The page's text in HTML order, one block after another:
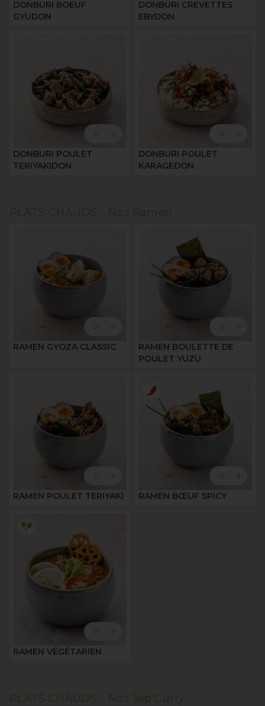
DONBURI BOEUF
GYUDON
DONBURI CREVETTES
EBYDON
0 add
DONBURI POULET
TERIYAKIDON
0 add
DONBURI POULET
KARAGEDON
PLATS CHAUDS - Nos Ramen
0 add
RAMEN GYOZA CLASSIC
0 add
RAMEN BOULETTE DE
POULET YUZU
0 add
RAMEN POULET TERIYAKI
0 add
RAMEN BŒUF SPICY
0 add
RAMEN VÉGÉTARIEN
PLATS CHAUDS - Nos Jap'Curry